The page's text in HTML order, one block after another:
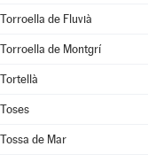
Torroella de Fluvià
Torroella de Montgrí
Tortellà
Toses
Tossa de Mar